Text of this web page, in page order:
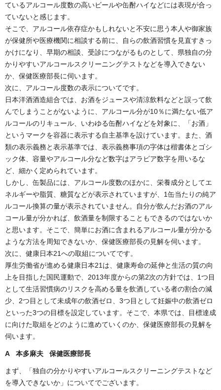
ているアルコール度数の高いビールや缶酎ハイなどには表現が合っ
ていないと感じます。
そこで、アルコール依存症かもしれないと不安に思う本人や御家族
が保健所や医療機関に相談する前に、自らの飲酒習慣を見直すきっ
かけになり、早期の相談、受診につながるものとして、県独自の分
かりやすいアルコールスクリーニングテストなどを導入できない
か、保健医療部長に伺います。
次に、アルコール度数の表示についてです。
日本洋酒酒造組合では、お酒をジュースや清涼飲料などと誤って飲
んでしまうことがないように、アルコール分が10％に満たない低ア
ルコールのリキュール、いわゆる缶酎ハイなどを対象に、「お酒」
というマークを容器に表示する自主基準を設けています。また、酒
類の表示義務と表示基準では、表示義務事項の字体は楷書体とゴシ
ック体、容量やアルコール分など数字はアラビア数字を用いるな
ど、細かく定められています。
しかし、缶製品には、アルコール度数のほかに、栄養成分としてエ
ネルギーや脂質、糖質などが表示されていますが、1缶当たりの純ア
ルコール換算の量が表示されていません。自分が飲んだお酒のアル
コール量が分かれば、飲酒量を制限することもできるのではないか
と思います。そこで、簡単にお酒に含まれるアルコール量が分かる
ような方法を周知できないか、保健医療部長の見解を伺います。
次に、健康日本21への取組についてです。
厚生労働省が進める健康日本21は、健康寿命の延伸と生活の質の向
上を目指した国民運動で、2013年度からの第2次の方針では、1つ目
として生活習慣病のリスクを高める量を飲酒している者の割合の減
少、2つ目として未成年の飲酒ゼロ、3つ目として妊娠中の飲酒ゼロ
といった3つの目標を設定しています。そこで、本県では、目標達成
に向けた取組をどのように進めていくのか、保健医療部長の見解を
伺います。
A 本多麻夫 保健医療部長
まず、「独自の分かりやすいアルコールスクリーニングテストなど
を導入できないか」についてでございます。